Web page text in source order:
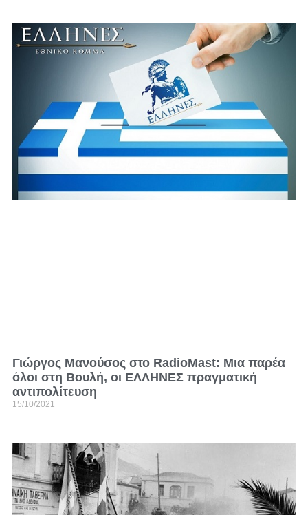
Γιώργος Μανούσος στο RadioMast: Μια παρέα
όλοι στη Βουλή, οι ΕΛΛΗΝΕΣ πραγματική
αντιπολίτευση
15/10/2021